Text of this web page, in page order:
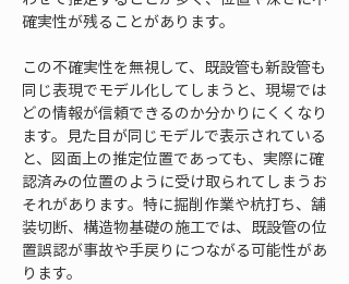
確実性が残ることがあります。
この不確実性を無視して、既設管も新設管も
同じ表現でモデル化してしまうと、現場では
どの情報が信頼できるのか分かりにくくなり
ます。見た目が同じモデルで表示されている
と、図面上の推定位置であっても、実際に確
認済みの位置のように受け取られてしまうお
それがあります。特に掘削作業や杭打ち、舗
装切断、構造物基礎の施工では、既設管の位
置誤認が事故や手戻りにつながる可能性があ
ります。